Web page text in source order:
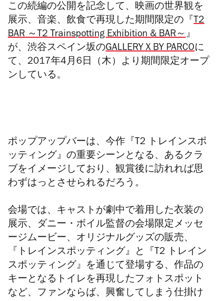
こ の続編の公開を記念して、映画の世界観を
展示、音楽、飲食で再現した期間限定の『 T2
BAR ～T2 Trainspotting Exhibition & BAR～』
が、渋谷スペイン坂のGALLERY X BY PARCOに
て、2017年4月6日（木）より期間限定オープ
ンしている。
ポップアップバーは、今作『T2 トレインスポ
ッティング』の重要シーンとなる、あるクラ
ブをイメージしており、観賞後に訪れれば思
わずはっとさせられるだろう。
会場では、キャストが劇中で着用した衣装の
展示、ダニー・ボイル監督の会場限定メッセ
ージムービー、オリジナルグッズの販売、
『トレインスポッティング』と『T2 トレイン
スポッティング』を通じて登場する、作品の
キーとなるトイレを再現したフォトスポット
など、ファンならば、興奮してしまう仕掛け